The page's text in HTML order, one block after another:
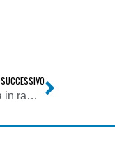
SUCCESSIVO
Tlc. Agcom: tra 2017 e 2021 accessi dalla rete fissa in rame scesi dal 72 al 27%. FTTC +6 mln nello stesso periodo. FTTH +800 mila unità